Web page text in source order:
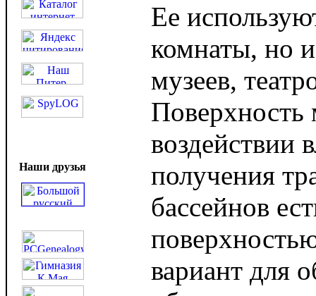
Наши друзья
Ее
комнаты, но и
музеев,
Поверхность
воздействии
получения
бассейнов
вариант для